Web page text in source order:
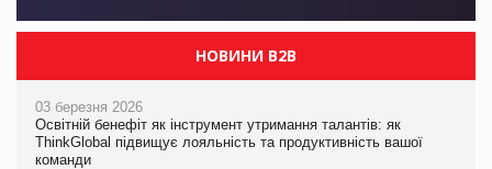
НОВИНИ B2B
03 березня 2026
Освітній бенефіт як інструмент утримання талантів: як
ThinkGlobal підвищує лояльність та продуктивність вашої
команди